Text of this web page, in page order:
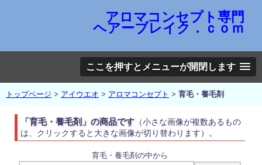
アロマコンセプト専門
ヘアーブレイク．ｃｏｍ
「育毛・養毛剤」の商品です （小さな画像が複数あるもの
は、クリックすると大きな画像が切り替わります）。
育毛・養毛剤の中から
トップページ > アイウエオ > アロマコンセプト > 育毛・養毛剤
ここを押すとメニューが開閉します